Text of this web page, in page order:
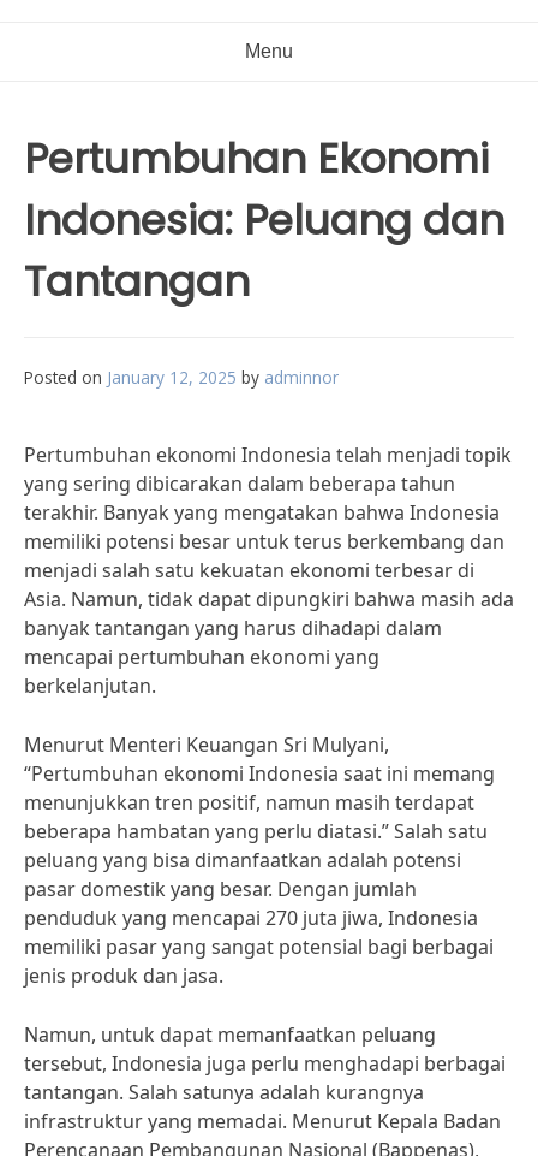
Menu
Pertumbuhan Ekonomi
Indonesia: Peluang dan
Tantangan
Posted on January 12, 2025 by adminnor
Pertumbuhan ekonomi Indonesia telah menjadi topik
yang sering dibicarakan dalam beberapa tahun
terakhir. Banyak yang mengatakan bahwa Indonesia
memiliki potensi besar untuk terus berkembang dan
menjadi salah satu kekuatan ekonomi terbesar di
Asia. Namun, tidak dapat dipungkiri bahwa masih ada
banyak tantangan yang harus dihadapi dalam
mencapai pertumbuhan ekonomi yang
berkelanjutan.
Menurut Menteri Keuangan Sri Mulyani,
“Pertumbuhan ekonomi Indonesia saat ini memang
menunjukkan tren positif, namun masih terdapat
beberapa hambatan yang perlu diatasi.” Salah satu
peluang yang bisa dimanfaatkan adalah potensi
pasar domestik yang besar. Dengan jumlah
penduduk yang mencapai 270 juta jiwa, Indonesia
memiliki pasar yang sangat potensial bagi berbagai
jenis produk dan jasa.
Namun, untuk dapat memanfaatkan peluang
tersebut, Indonesia juga perlu menghadapi berbagai
tantangan. Salah satunya adalah kurangnya
infrastruktur yang memadai. Menurut Kepala Badan
Perencanaan Pembangunan Nasional (Bappenas),